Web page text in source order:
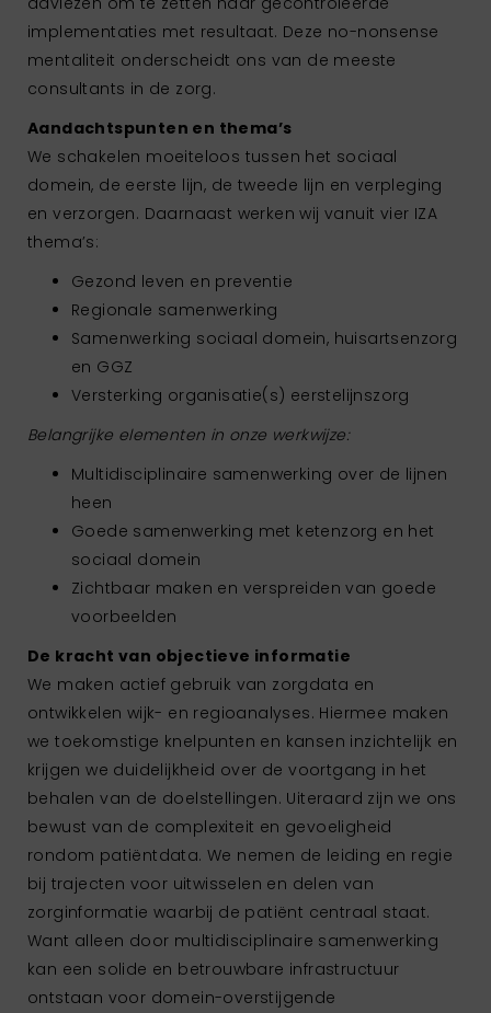
implementaties met resultaat. Deze no-nonsense
mentaliteit onderscheidt ons van de meeste
consultants in de zorg.
Aandachtspunten en thema’s
We schakelen moeiteloos tussen het sociaal
domein, de eerste lijn, de tweede lijn en verpleging
en verzorgen. Daarnaast werken wij vanuit vier IZA
thema’s:
Gezond leven en preventie
Regionale samenwerking
Samenwerking sociaal domein, huisartsenzorg
en GGZ
Versterking organisatie(s) eerstelijnszorg
Belangrijke elementen in onze werkwijze:
Multidisciplinaire samenwerking over de lijnen
heen
Goede samenwerking met ketenzorg en het
sociaal domein
Zichtbaar maken en verspreiden van goede
voorbeelden
De kracht van objectieve informatie
We maken actief gebruik van zorgdata en
ontwikkelen wijk- en regioanalyses. Hiermee maken
we toekomstige knelpunten en kansen inzichtelijk en
krijgen we duidelijkheid over de voortgang in het
behalen van de doelstellingen. Uiteraard zijn we ons
bewust van de complexiteit en gevoeligheid
rondom patiëntdata. We nemen de leiding en regie
bij trajecten voor uitwisselen en delen van
zorginformatie waarbij de patiënt centraal staat.
Want alleen door multidisciplinaire samenwerking
kan een solide en betrouwbare infrastructuur
ontstaan voor domein-overstijgende